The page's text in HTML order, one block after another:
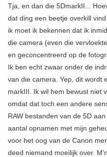
Tja, en dan die 5DmarkII...
dat ding een beetje overkill
ik moet ik bekennen dat ik
die camera (even die
en geconcentreerd op de
Ik ben echt zwaar onder de
van die camera. Yep, dit wordt
markIII. Ik wil hem bewust niet
omdat dat toch een andere
RAW bestanden van de 5D
aantal opnamen met mijn
voor het oog van de Canon
deed niemand moeilijk over.